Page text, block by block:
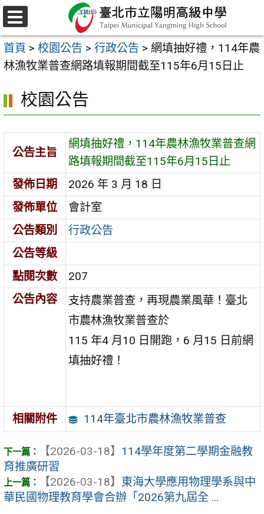
跳
至
主
要
容
區
選
單
首頁 > 校園公告 > 行政公告 > 網填抽好禮，114年農
林漁牧業普查網路填報期間截至115年6月15日止
校園公告
公告主旨
網填抽好禮，114年農林漁牧業普查網
路填報期間截至115年6月15日止
發佈日期
2026 年 3 月 18 日
發佈單位
會計室
公告類別
行政公告
公告等級
點閱次數
207
公告內容
支持農業普查，再現農業風華！臺北
市農林漁牧業普查於
115 年4 月10 日開跑，6 月15 日前網
填抽好禮！
相關附件 114年臺北市農林漁牧業普查
【2026-03-18】 114學年度第二學期金融教
育推廣研習
【2026-03-18】 東海大學應用物理學系與中
華民國物理教育學會合辦「2026第九屆全 ...